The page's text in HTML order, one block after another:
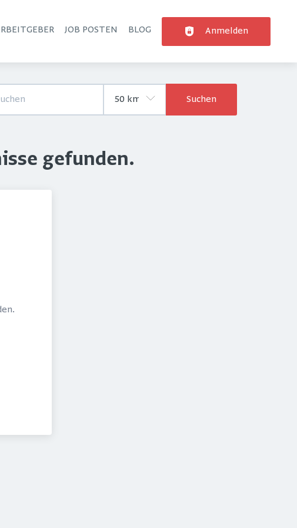
JOB POSTEN BLOG Anmelden
Suchen
gefunden.